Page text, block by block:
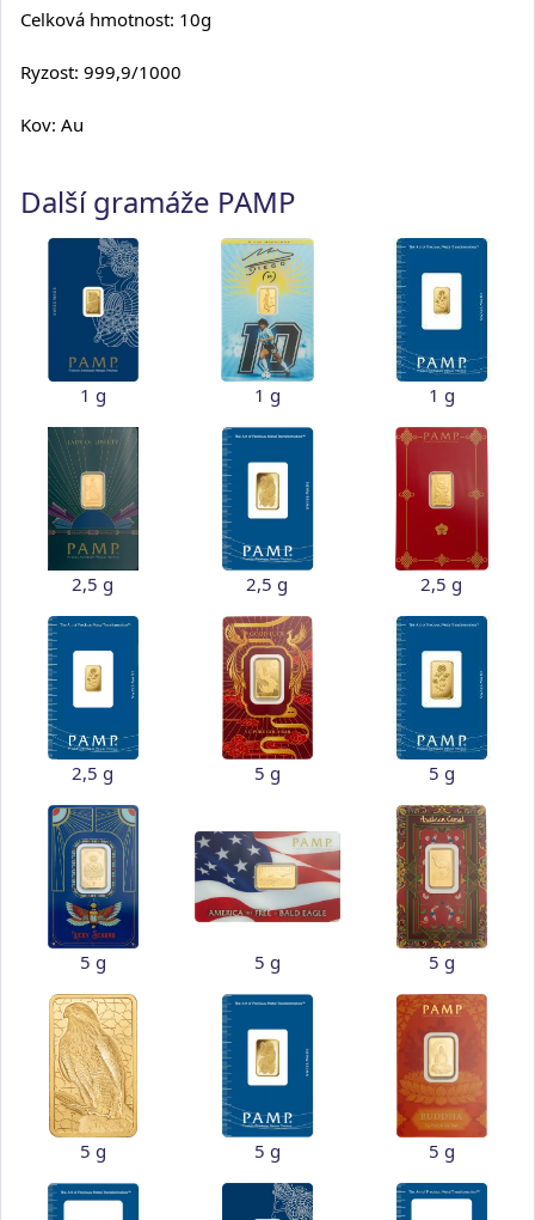
Celková hmotnost: 10g
Ryzost: 999,9/1000
Kov: Au
Další gramáže PAMP
1 g 1 g 1 g
2,5 g 2,5 g 2,5 g
2,5 g 5 g 5 g
5 g 5 g 5 g
5 g 5 g 5 g